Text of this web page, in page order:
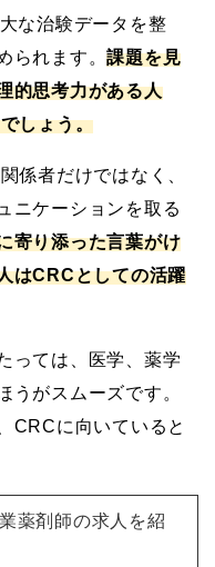
な治験データを整
られます。課題を見
的思考力がある人
しょう。
係者だけではなく、
ニケーションを取る
寄り添った言葉がけ
はCRCとしての活躍
っては、医学、薬学
うがスムーズです。
CRCに向いていると
薬剤師の求人を紹